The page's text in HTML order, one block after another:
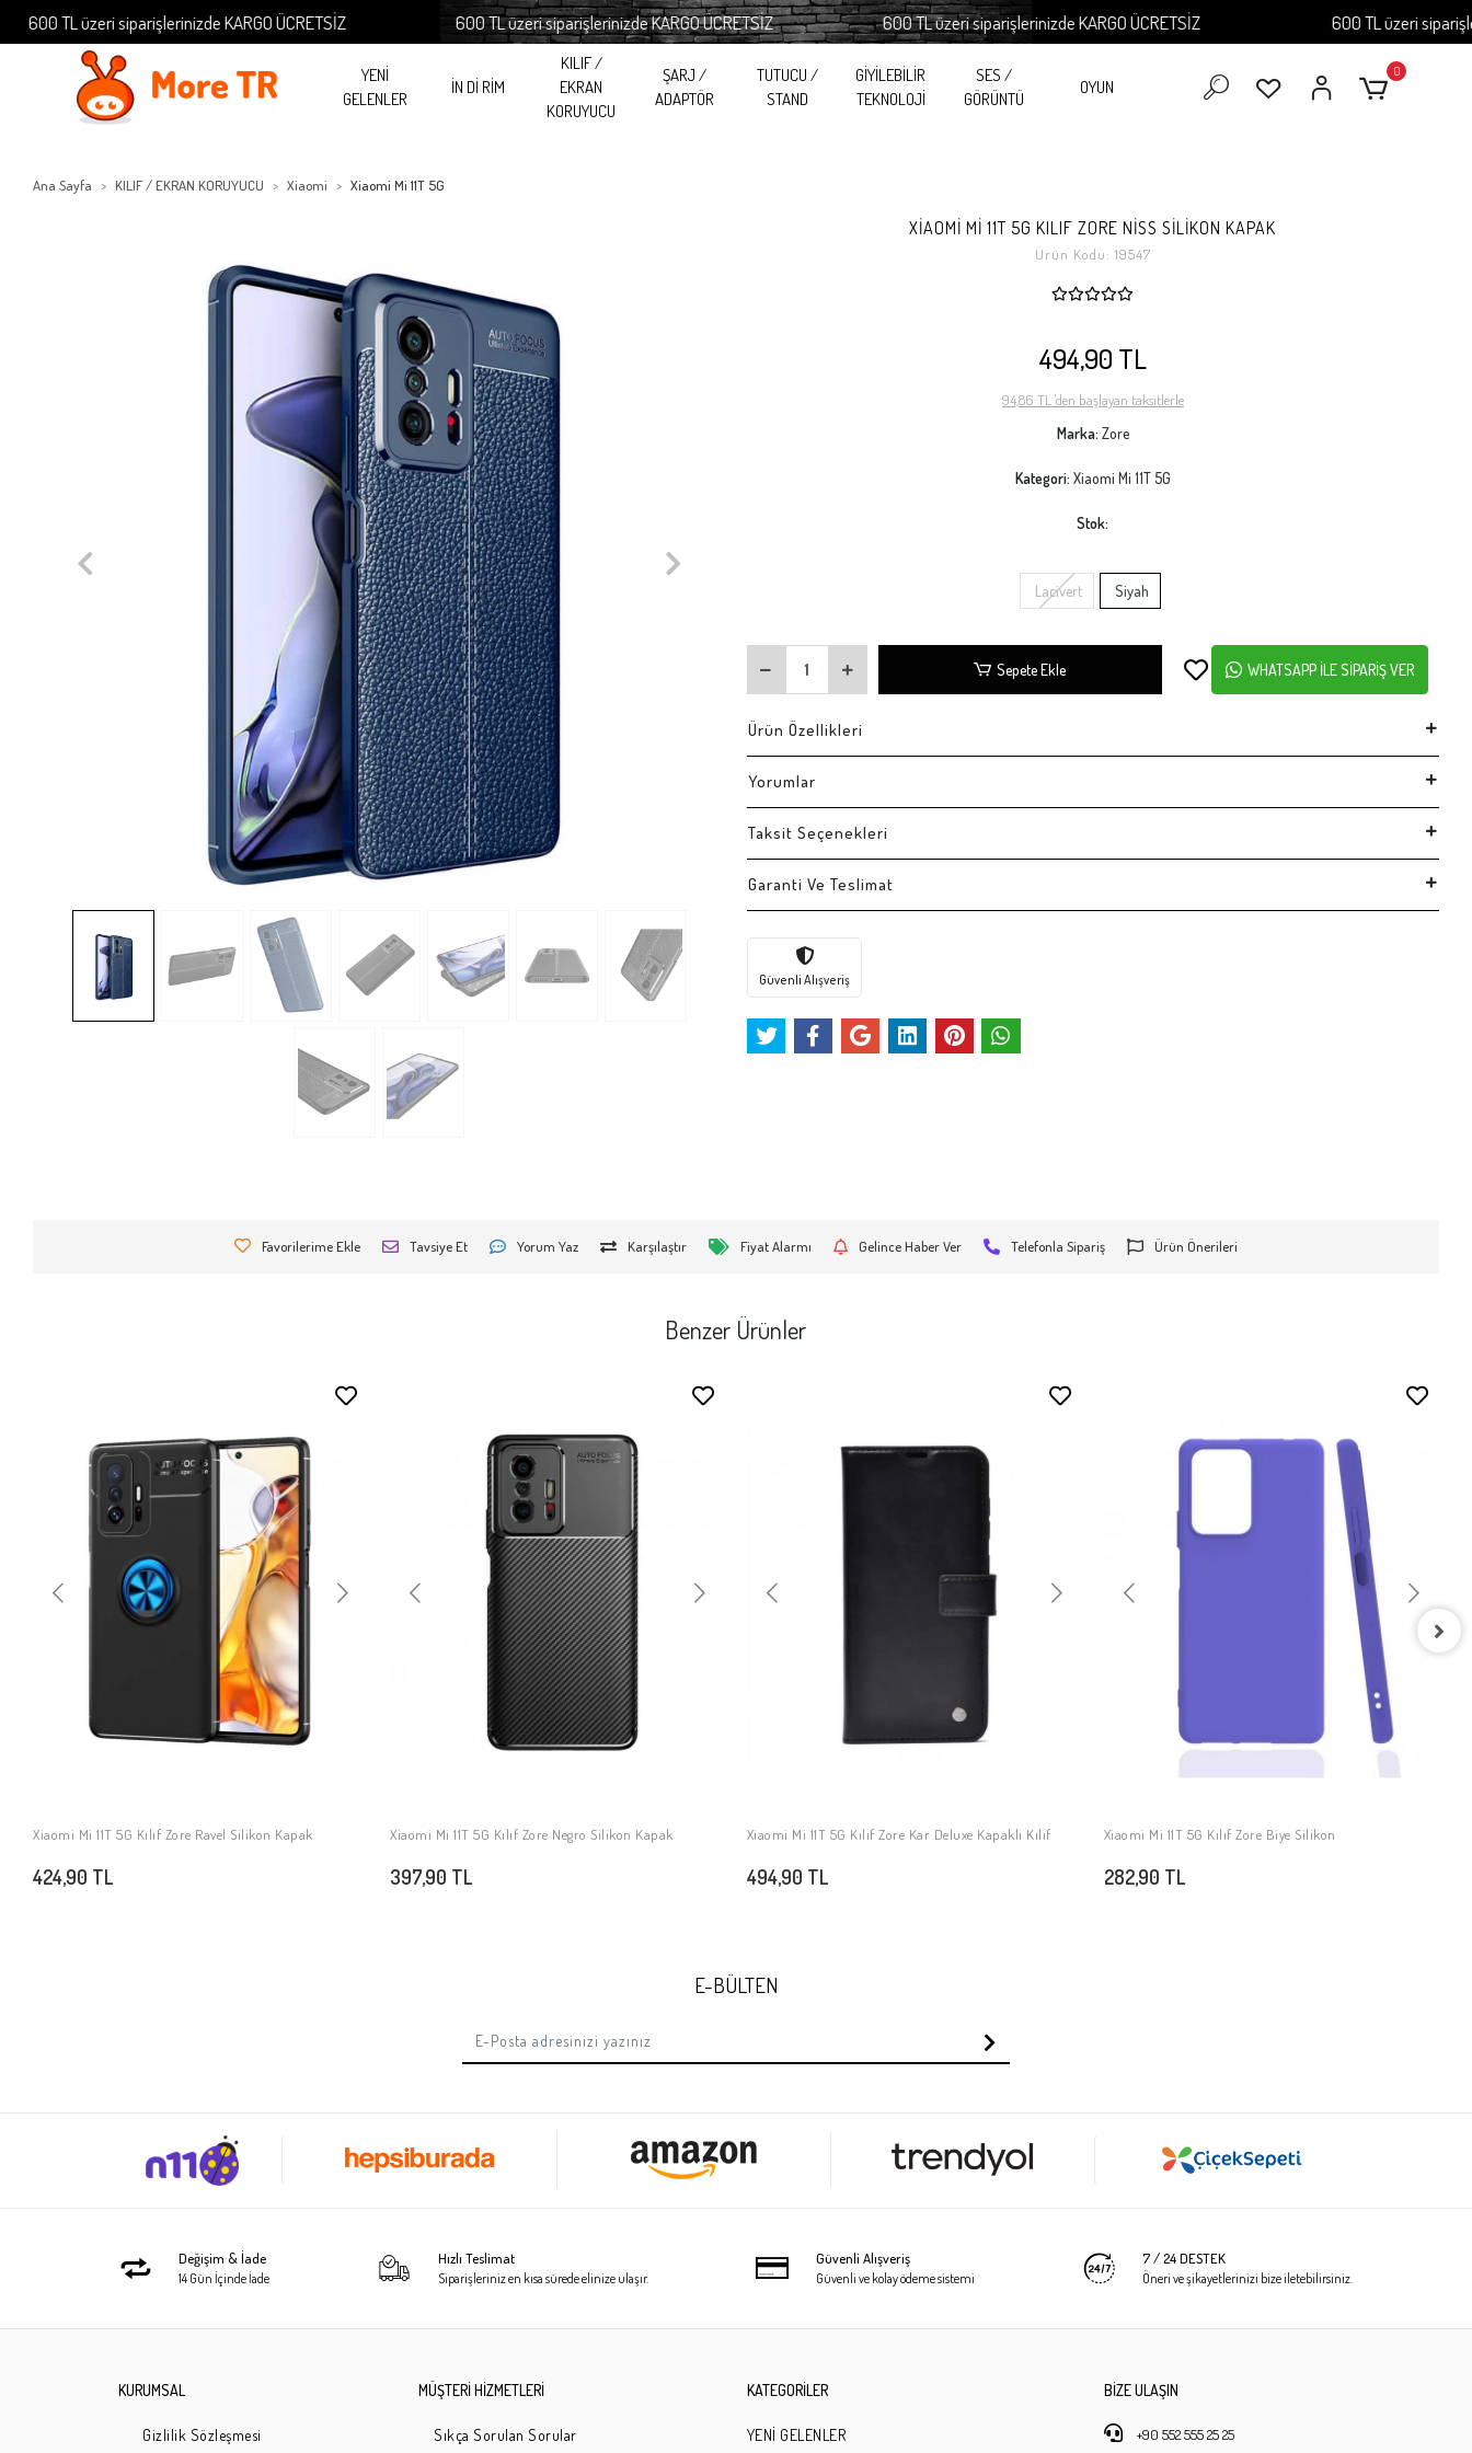
TL üzeri siparişlerinizde KARGO ÜCRETSİZ 600 TL üzeri siparişlerinizde KARGO ÜCRETSİZ 600 TL üzeri siparişlerinizde KARGO ÜCRETSİZ 600 TL üzeri
YENİ
GELENLER
İN Dİ RİM
KILIF /
EKRAN
KORUYUCU
ŞARJ /
ADAPTÖR
TUTUCU /
STAND
GİYİLEBİLİR
TEKNOLOJİ
SES /
GÖRÜNTÜ
OYUN
0
Ana Sayfa KILIF / EKRAN KORUYUCU Xiaomi Xiaomi Mi 11T 5G
XİAOMİ Mİ 11T 5G KILIF ZORE NİSS SİLİKON KAPAK
Ürün Kodu: 19547
494,90 TL
94,86 TL 'den başlayan taksitlerle
Marka: Zore
Kategori: Xiaomi Mi 11T 5G
Stok:
Lacivert Siyah
Sepete Ekle WHATSAPP İLE SİPARİŞ VER
Ürün Özellikleri
Yorumlar
Taksit Seçenekleri
Garanti Ve Teslimat
Güvenli Alışveriş
Favorilerime Ekle Tavsiye Et Yorum Yaz Karşılaştır Fiyat Alarmı Gelince Haber Ver Telefonla Sipariş Ürün Önerileri
Benzer Ürünler
SEPETE EKLE
Xiaomi Mi 11T 5G Kılıf Zore Ravel Silikon Kapak
424,90 TL
SEPETE EKLE
Xiaomi Mi 11T 5G Kılıf Zore Negro Silikon Kapak
397,90 TL
SEPETE EKLE
Xiaomi Mi 11T 5G Kılıf Zore Kar Deluxe Kapaklı Kılıf
494,90 TL
SEPETE EKLE
Xiaomi Mi 11T 5G Kılıf Zore Biye Silikon
282,90 TL
E-BÜLTEN
Değişim & İade
14 Gün İçinde İade
Hızlı Teslimat
Siparişleriniz en kısa sürede elinize ulaşır.
Güvenli Alışveriş
Güvenli ve kolay ödeme sistemi
7 / 24 DESTEK
Öneri ve şikayetlerinizi bize iletebilirsiniz.
KURUMSAL
Gizlilik Sözleşmesi
MÜŞTERİ HİZMETLERİ
Sıkça Sorulan Sorular
KATEGORİLER
YENİ GELENLER
BİZE ULAŞIN
+90 552 555 25 25